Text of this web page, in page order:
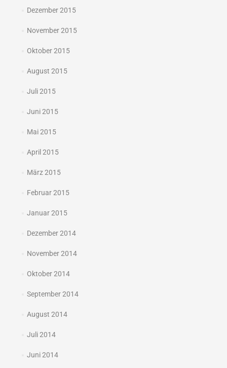
Dezember 2015
November 2015
Oktober 2015
August 2015
Juli 2015
Juni 2015
Mai 2015
April 2015
März 2015
Februar 2015
Januar 2015
Dezember 2014
November 2014
Oktober 2014
September 2014
August 2014
Juli 2014
Juni 2014